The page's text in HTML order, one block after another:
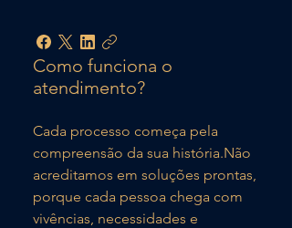
Como funciona o
atendimento?
Cada processo começa pela
compreensão da sua história.Não
acreditamos em soluções prontas,
porque cada pessoa chega com
vivências, necessidades e